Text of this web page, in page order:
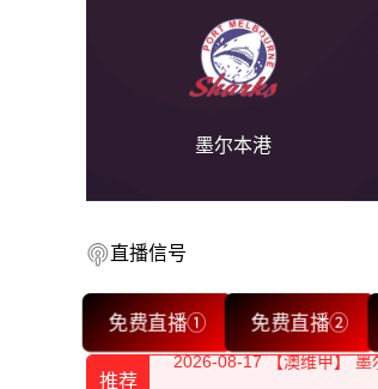
墨尔本港
直播信号
免费直播① 免费直播②
推荐
2026-08-17 【澳维甲】 墨